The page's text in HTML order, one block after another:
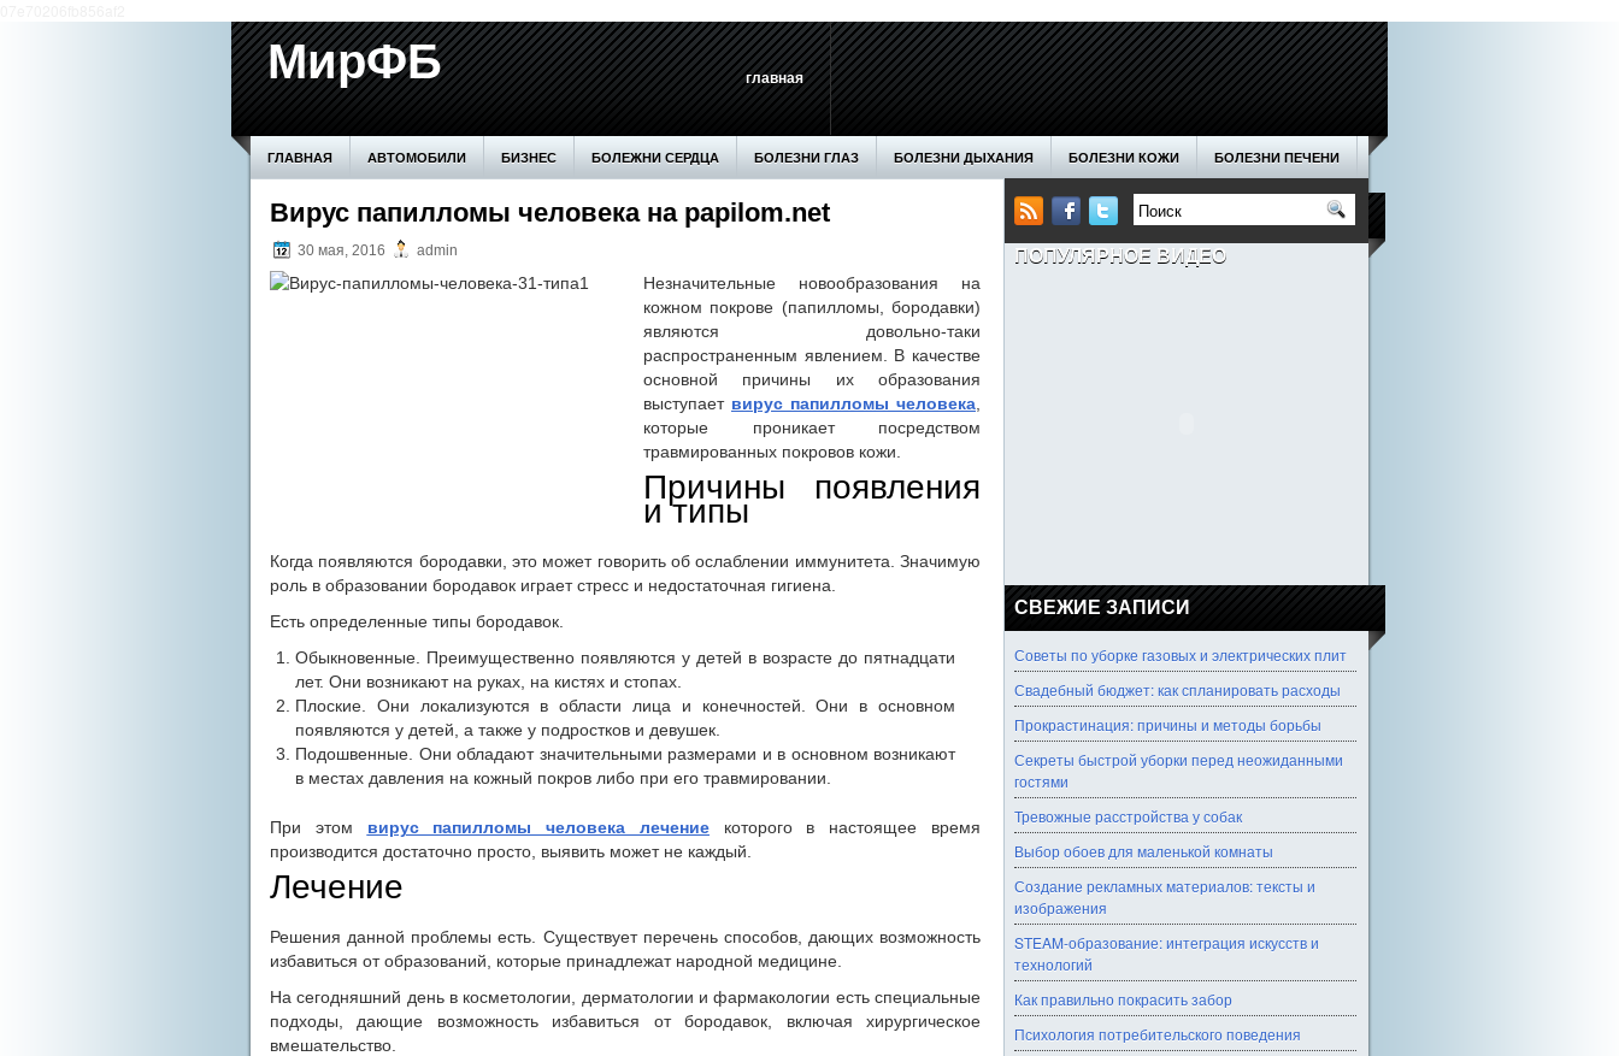
МирФБ главная
ГЛАВНАЯ АВТОМОБИЛИ БИЗНЕС БОЛЕЖНИ СЕРДЦА БОЛЕЗНИ ГЛАЗ БОЛЕЗНИ ДЫХАНИЯ БОЛЕЗНИ КОЖИ БОЛЕЗНИ ПЕЧЕНИ
БОЛЕЗНИ ПОЧЕК ВОЗВЕДЕНИЕ СТЕН ДОМ ЗДОРОВЬЕ МАКИЯЖ МЕДИЦИНА МОДА НОГТИ
ПРОИЗВОДСТВО СЕМЬЯ
Вирус папилломы человека на papilom.net
30 мая, 2016 admin
Незначительные новообразования на
кожном покрове (папилломы, бородавки)
являются довольно-таки
распространенным явлением. В качестве
основной причины их образования
выступает вирус папилломы человека
которые проникает посредством
травмированных покровов кожи.
Причины появления
и типы
Когда появляются бородавки, это может говорить об ослаблении иммунитета. Значимую
роль в образовании бородавок играет стресс и недостаточная гигиена.
Есть определенные типы бородавок.
Обыкновенные. Преимущественно появляются у детей в возрасте до пятнадцати
лет. Они возникают на руках, на кистях и стопах.
Плоские. Они локализуются в области лица и конечностей. Они в основном
появляются у детей, а также у подростков и девушек.
Подошвенные. Они обладают значительными размерами и в основном возникают
в местах давления на кожный покров либо при его травмировании.
При этом вирус папилломы человека лечениекоторого в настоящее время
производится достаточно просто, выявить может не каждый.
Лечение
Решения данной проблемы есть. Существует перечень способов, дающих возможность
избавиться от образований, которые принадлежат народной медицине.
На сегодняшний день в косметологии, дерматологии и фармакологии есть специальные
подходы, дающие возможность избавиться от бородавок, включая хирургическое
вмешательство.
ПОПУЛЯРНОЕ ВИДЕО
СВЕЖИЕ ЗАПИСИ
Советы по уборке газовых и электрических плит
Свадебный бюджет: как спланировать расходы
Прокрастинация: причины и методы борьбы
Секреты быстрой уборки перед неожиданными
гостями
Тревожные расстройства у собак
Выбор обоев для маленькой комнаты
Создание рекламных материалов: тексты и
изображения
STEAM-образование: интеграция искусств и
технологий
Как правильно покрасить забор
Психология потребительского поведения